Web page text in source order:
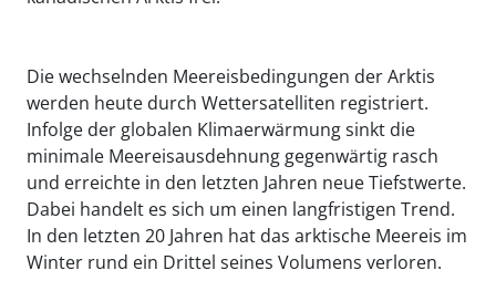
Die wechselnden Meereisbedingungen der Arktis
werden heute durch Wettersatelliten registriert.
Infolge der globalen Klimaerwärmung sinkt die
minimale Meereisausdehnung gegenwärtig rasch
und erreichte in den letzten Jahren neue Tiefstwerte.
Dabei handelt es sich um einen langfristigen Trend.
In den letzten 20 Jahren hat das arktische Meereis im
Winter rund ein Drittel seines Volumens verloren.